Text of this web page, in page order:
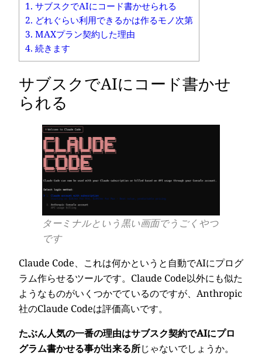
1. サブスクでAIにコード書かせられる
2. どれぐらい利用できるかは作るモノ次第
3. MAXプラン契約した理由
4. 続きます
サブスクでAIにコード書かせ
られる
ターミナルという黒い画面でうごくやつ
です
Claude Code、これは何かというと自動でAIにプログ
ラム作らせるツールです。Claude Code以外にも似た
ようなものがいくつかでているのですが、Anthropic
社のClaude Codeは評価高いです。
たぶん人気の一番の理由はサブスク契約でAIにプロ
グラム書かせる事が出来る所じゃないでしょうか。